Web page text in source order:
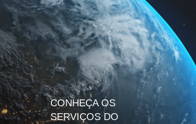
CONHEÇA OS
SERVIÇOS DO